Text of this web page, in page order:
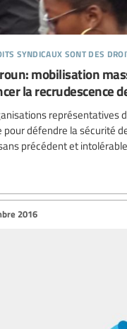
syndicaux sont des
mobilisation
la recrudescence
représentatives
pour défendre la sécurité
précédent et
2016